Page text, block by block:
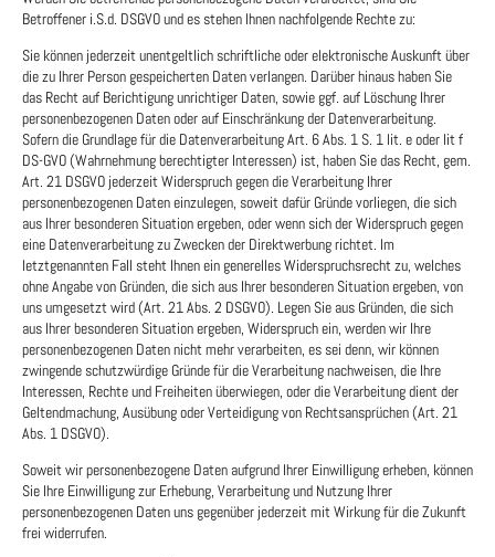
Betroffener i.S.d. DSGVO und es stehen Ihnen nachfolgende Rechte zu:
Sie können jederzeit unentgeltlich schriftliche oder elektronische Auskunft über
die zu Ihrer Person gespeicherten Daten verlangen. Darüber hinaus haben Sie
das Recht auf Berichtigung unrichtiger Daten, sowie ggf. auf Löschung Ihrer
personenbezogenen Daten oder auf Einschränkung der Datenverarbeitung.
Sofern die Grundlage für die Datenverarbeitung Art. 6 Abs. 1 S. 1 lit. e oder lit f
DS-GVO (Wahrnehmung berechtigter Interessen) ist, haben Sie das Recht, gem.
Art. 21 DSGVO jederzeit Widerspruch gegen die Verarbeitung Ihrer
personenbezogenen Daten einzulegen, soweit dafür Gründe vorliegen, die sich
aus Ihrer besonderen Situation ergeben, oder wenn sich der Widerspruch gegen
eine Datenverarbeitung zu Zwecken der Direktwerbung richtet. Im
letztgenannten Fall steht Ihnen ein generelles Widerspruchsrecht zu, welches
ohne Angabe von Gründen, die sich aus Ihrer besonderen Situation ergeben, von
uns umgesetzt wird (Art. 21 Abs. 2 DSGVO). Legen Sie aus Gründen, die sich
aus Ihrer besonderen Situation ergeben, Widerspruch ein, werden wir Ihre
personenbezogenen Daten nicht mehr verarbeiten, es sei denn, wir können
zwingende schutzwürdige Gründe für die Verarbeitung nachweisen, die Ihre
Interessen, Rechte und Freiheiten überwiegen, oder die Verarbeitung dient der
Geltendmachung, Ausübung oder Verteidigung von Rechtsansprüchen (Art. 21
Abs. 1 DSGVO).
Soweit wir personenbezogene Daten aufgrund Ihrer Einwilligung erheben, können
Sie Ihre Einwilligung zur Erhebung, Verarbeitung und Nutzung Ihrer
personenbezogenen Daten uns gegenüber jederzeit mit Wirkung für die Zukunft
frei widerrufen.